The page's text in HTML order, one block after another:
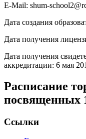
E-Mail: shum-
Дата создания
Дата получения
Дата получения
аккредитации: 6 мая
Расписание
посвященных
Ссылки